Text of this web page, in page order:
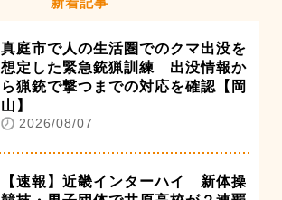
真庭市で人の生活圏でのクマ出没を
想定した緊急銃猟訓練 出没情報か
ら猟銃で撃つまでの対応を確認【岡
山】
2026/08/07
【速報】近畿インターハイ 新体操